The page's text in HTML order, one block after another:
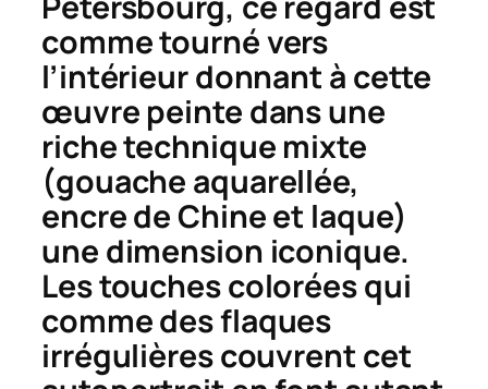
comme tourné vers
l’intérieur donnant à cette
œuvre peinte dans une
riche technique mixte
(gouache aquarellée,
encre de Chine et laque)
une dimension iconique.
Les touches colorées qui
comme des flaques
irrégulières couvrent cet